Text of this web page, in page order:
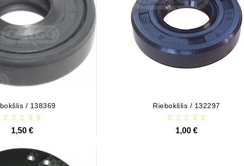
/ 138369
1,50 €
Riebokšlis / 132297
1,00 €